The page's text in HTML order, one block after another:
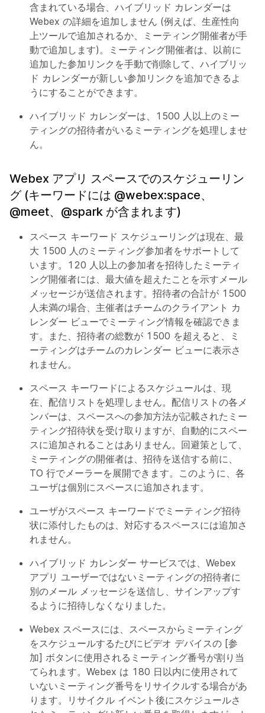
含まれている場合、ハイブリッド カレンダーは
Webex の詳細を追加しません (例えば、生産性向
上ツールで追加されるか、ミーティング開催者が手
動で追加します)。ミーティング開催者は、以前に
追加した参加リンクを手動で削除して、ハイブリッ
ド カレンダーが新しい参加リンクを追加できるよ
うにすることができます。
ハイブリッド カレンダーは、1500 人以上のミー
ティングの招待者がいるミーティングを処理しませ
ん。
Webex アプリ スペースでのスケジューリン
グ (キーワードには @webex:space、
@meet、@spark が含まれます)
スペース キーワード スケジューリングは現在、最
大 1500 人のミーティング参加者をサポートして
います。120 人以上の参加者を招待したミーティ
ング開催者には、最大値を超えたことを示すメール
メッセージが送信されます。招待者の合計が 1500
人未満の場合、主催者はチームのクライアント カ
レンダー ビューでミーティング情報を確認できま
す。また、招待者の総数が 1500 を超えると、ミ
ーティングはチームのカレンダー ビューに表示さ
れません。
スペース キーワードによるスケジュールは、現
在、配信リストを処理しません。配信リストの各メ
ンバーは、スペースへの参加方法が記載されたミー
ティング招待状を受け取りますが、自動的にスペー
スに追加されることはありません。回避策として、
ミーティングの開催者は、招待を送信する前に、
TO 行でメーラーを展開できます。このように、各
ユーザは個別にスペースに追加されます。
ユーザがスペース キーワードでミーティング招待
状に添付したものは、対応するスペースには追加さ
れません。
ハイブリッド カレンダー サービスでは、Webex
アプリ ユーザーではないミーティングの招待者に
別のメール メッセージを送信し、サインアップす
るように招待しなくなりました。
Webex スペースには、スペースからミーティング
をスケジュールするたびにビデオ デバイスの [参
加] ボタンに使用されるミーティング番号が割り当
てられます。Webex は 180 日以内に使用されて
いないミーティング番号をリサイクルする場合があ
ります。リサイクル イベント後にスケジュールさ